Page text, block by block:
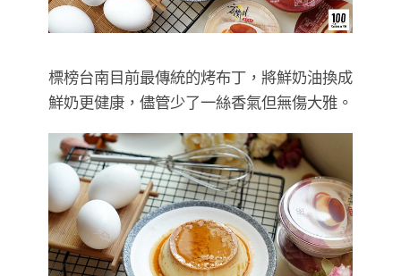
標榜台南目前最傳統的烤布丁，將鮮奶油換成
鮮奶更健康，儘管少了一絲香氣但無傷大雅。